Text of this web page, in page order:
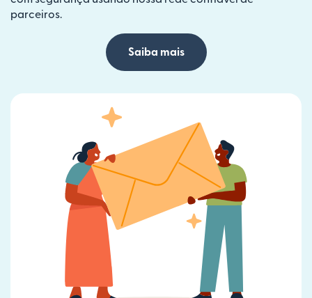
parceiros.
Saiba mais